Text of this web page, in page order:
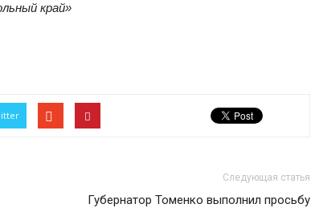
край»
Следующая статья
Губернатор Томенко выполнил просьбу